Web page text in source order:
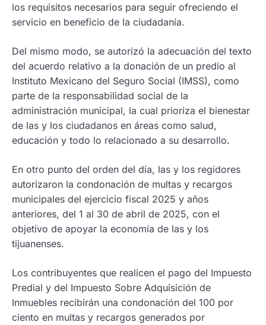
los requisitos necesarios para seguir ofreciendo el
servicio en beneficio de la ciudadanía.
Del mismo modo, se autorizó la adecuación del texto
del acuerdo relativo a la donación de un predio al
Instituto Mexicano del Seguro Social (IMSS), como
parte de la responsabilidad social de la
administración municipal, la cual prioriza el bienestar
de las y los ciudadanos en áreas como salud,
educación y todo lo relacionado a su desarrollo.
En otro punto del orden del día, las y los regidores
autorizaron la condonación de multas y recargos
municipales del ejercicio fiscal 2025 y años
anteriores, del 1 al 30 de abril de 2025, con el
objetivo de apoyar la economía de las y los
tijuanenses.
Los contribuyentes que realicen el pago del Impuesto
Predial y del Impuesto Sobre Adquisición de
Inmuebles recibirán una condonación del 100 por
ciento en multas y recargos generados por